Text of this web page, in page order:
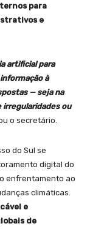
para
e
artificial para
à
— seja na
irregularidades ou
o secretário.
do Sul se
digital do
enfrentamento ao
climáticas.
e
de